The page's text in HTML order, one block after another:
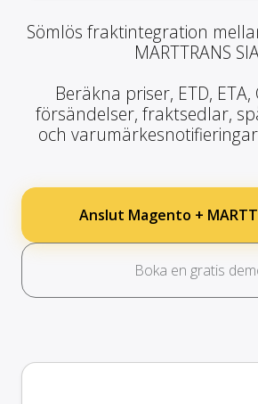
Sömlös fraktintegration
MARTTRANS
Beräkna priser, ETD, ETA,
försändelser, fraktsedlar,
och
Anslut Magento +
Boka en gratis